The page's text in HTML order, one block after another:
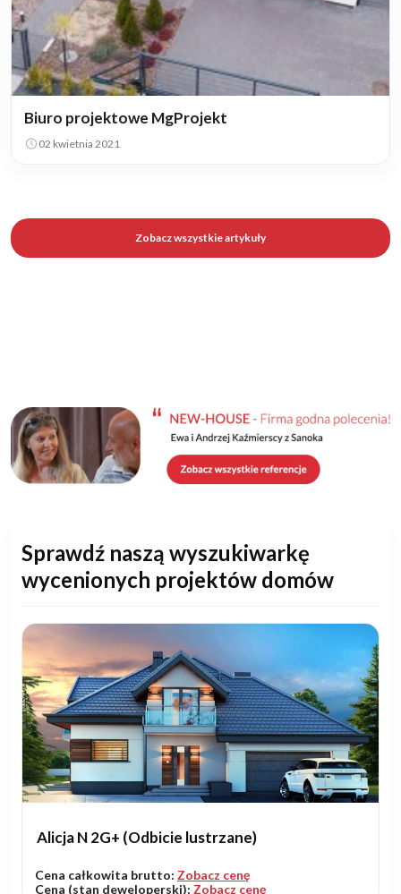
Biuro projektowe MgProjekt
02 kwietnia 2021
Zobacz wszystkie artykuły
Sprawdź naszą wyszukiwarkę
wycenionych projektów domów
Alicja N 2G+ (Odbicie lustrzane)
Cena całkowita brutto: Zobacz cenę
Cena (stan deweloperski): Zobacz cenę